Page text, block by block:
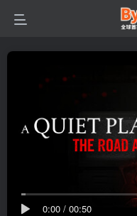
0:00 / 00:50